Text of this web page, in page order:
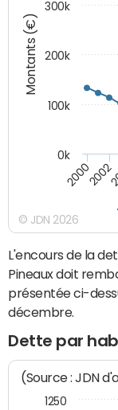
Montants (€)
20002002
0k
100k
200k
300k
© JDN 2026
L'encours de la
Pineaux doit
présentée ci-
décembre.
Dette par
(Source : JDN
1250